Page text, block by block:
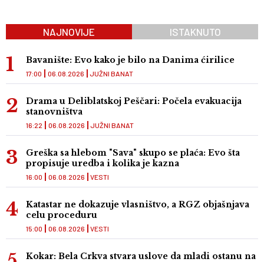
NAJNOVIJE ISTAKNUTO
Bavanište: Evo kako je bilo na Danima ćirilice
JUŽNI BANAT
17:00 06.08.2026
Drama u Deliblatskoj Peščari: Počela evakuacija
stanovništva
JUŽNI BANAT
16:22 06.08.2026
Greška sa hlebom "Sava" skupo se plaća: Evo šta
propisuje uredba i kolika je kazna
VESTI
16:00 06.08.2026
Katastar ne dokazuje vlasništvo, a RGZ objašnjava
celu proceduru
VESTI
15:00 06.08.2026
Kokar: Bela Crkva stvara uslove da mladi ostanu na